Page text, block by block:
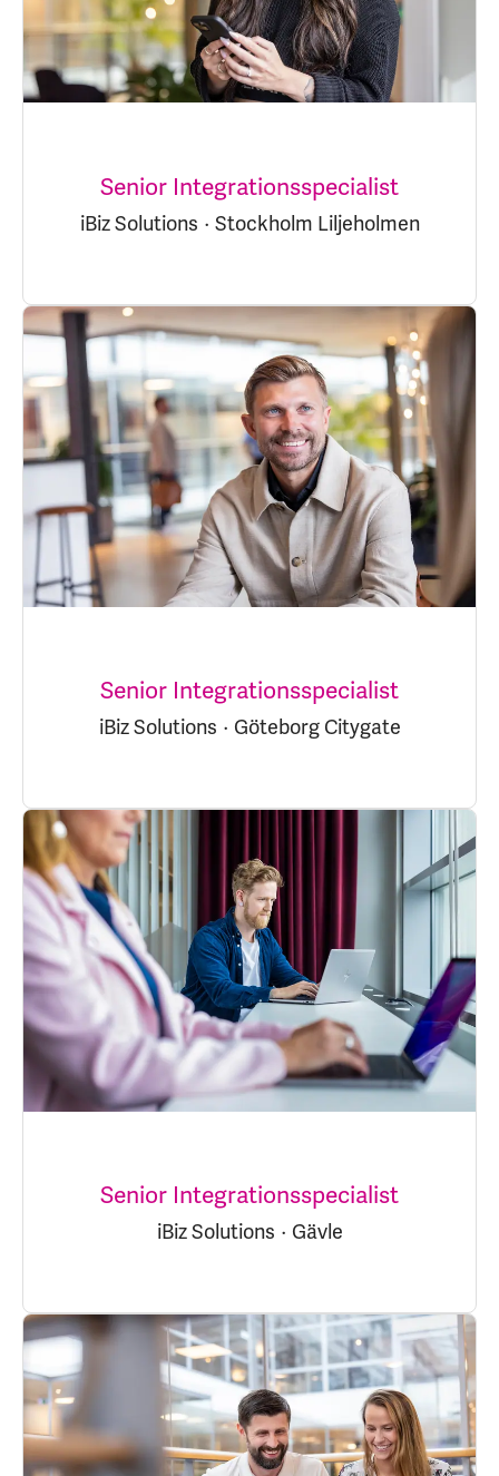
Senior Integrationsspecialist
iBiz Solutions · Stockholm Liljeholmen
Senior Integrationsspecialist
iBiz Solutions · Göteborg Citygate
Senior Integrationsspecialist
iBiz Solutions · Gävle